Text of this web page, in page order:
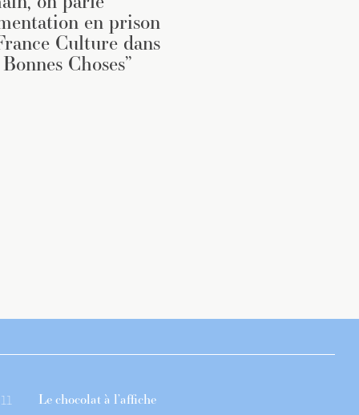
en prison
Culture dans
Choses”
11 Le chocolat à l’affiche